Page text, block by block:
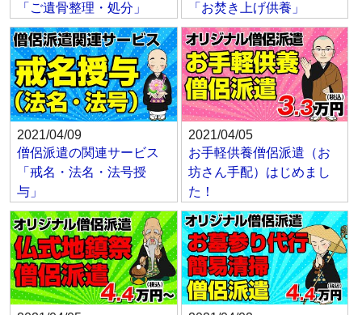
「ご遺骨整理・処分」
「お焚き上げ供養」
2021/04/09
僧侶派遣の関連サービス
「戒名・法名・法号授
与」
2021/04/05
お手軽供養僧侶派遣（お
坊さん手配）はじめまし
た！